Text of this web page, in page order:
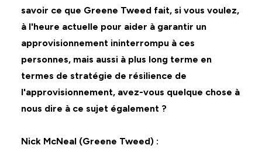
savoir ce que Greene Tweed fait, si vous voulez,
à l'heure actuelle pour aider à garantir un
approvisionnement ininterrompu à ces
personnes, mais aussi à plus long terme en
termes de stratégie de résilience de
l'approvisionnement, avez-vous quelque chose à
nous dire à ce sujet également ?
Nick McNeal (Greene Tweed) :